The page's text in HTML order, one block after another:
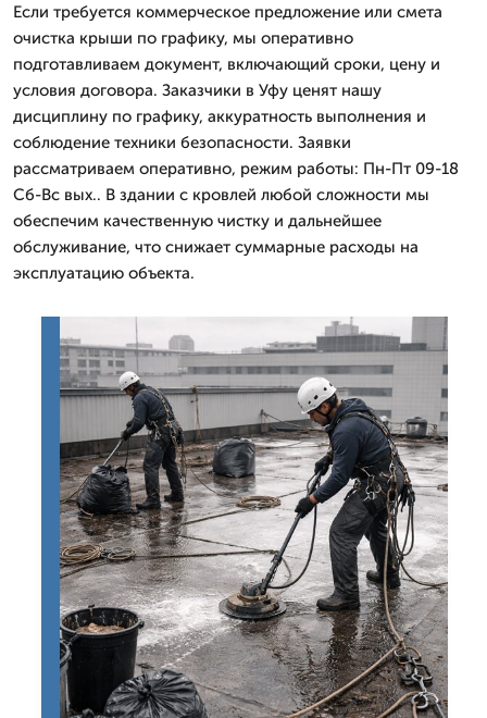
Если требуется коммерческое предложение или смета
очистка крыши по графику, мы оперативно
подготавливаем документ, включающий сроки, цену и
условия договора. Заказчики в Уфу ценят нашу
дисциплину по графику, аккуратность выполнения и
соблюдение техники безопасности. Заявки
рассматриваем оперативно, режим работы: Пн-Пт 09-18
Сб-Вс вых.. В здании с кровлей любой сложности мы
обеспечим качественную чистку и дальнейшее
обслуживание, что снижает суммарные расходы на
эксплуатацию объекта.